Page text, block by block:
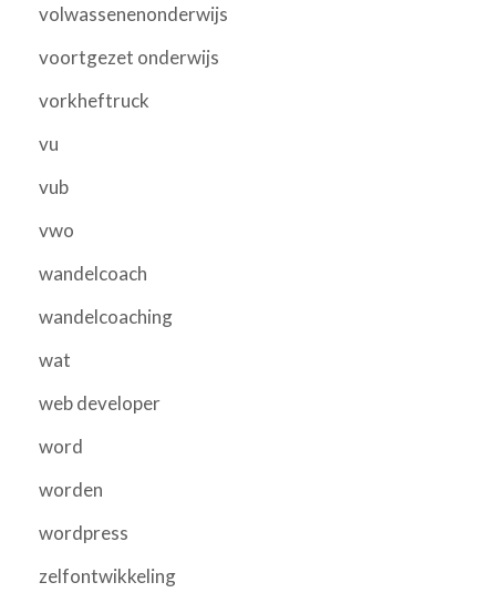
volwassenenonderwijs
voortgezet onderwijs
vorkheftruck
vu
vub
vwo
wandelcoach
wandelcoaching
wat
web developer
word
worden
wordpress
zelfontwikkeling